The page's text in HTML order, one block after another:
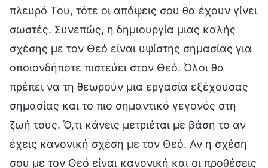
πλευρό Του, τότε οι απόψεις σου θα έχουν γίνει
σωστές. Συνεπώς, η δημιουργία μιας καλής
σχέσης με τον Θεό είναι υψίστης σημασίας για
οποιονδήποτε πιστεύει στον Θεό. Όλοι θα
πρέπει να τη θεωρούν μια εργασία εξέχουσας
σημασίας και το πιο σημαντικό γεγονός στη
ζωή τους. Ό,τι κάνεις μετριέται με βάση το αν
έχεις κανονική σχέση με τον Θεό. Αν η σχέση
σου με τον Θεό είναι κανονική και οι προθέσεις